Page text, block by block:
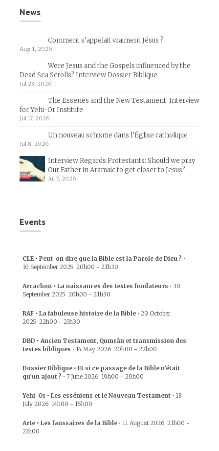
News
Comment s’appelait vraiment Jésus ?
Aug 1, 2026
Were Jesus and the Gospels influenced by the
Dead Sea Scrolls? Interview Dossier Biblique
Jul 23, 2026
The Essenes and the New Testament: Interview
for Yehi-Or Institute
Jul 17, 2026
Un nouveau schisme dans l’Église catholique
Jul 8, 2026
Interview Regards Protestants: Should we pray
Our Father in Aramaic to get closer to Jesus?
Jul 7, 2026
Events
CLE • Peut-on dire que la Bible est la Parole de Dieu ? •
10 September 2025 20h00 - 21h30
Arcachon • La naissances des textes fondateurs • 30
September 2025 20h00 - 21h30
RAF • La fabuleuse histoire de la Bible • 29 October
2025 22h00 - 23h30
DBD • Ancien Testament, Qumrân et transmission des
textes bibliques • 14 May 2026 20h00 - 22h00
Dossier Biblique • Et si ce passage de la Bible n’était
qu’un ajout ? • 7 June 2026 19h00 - 20h00
Yehi-Or • Les esséniens et le Nouveau Testament • 18
July 2026 14h00 - 15h00
Arte • Les faussaires de la Bible • 11 August 2026 21h00 -
23h00